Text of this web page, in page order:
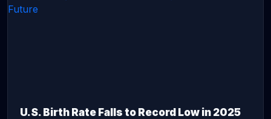
U.S. Birth Rate Falls to Record Low in 2025